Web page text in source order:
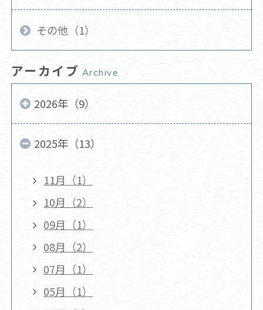
その他（1）
アーカイブ Archive
2026年（9）
2025年（13）
11月（1）
10月（2）
09月（1）
08月（2）
07月（1）
05月（1）